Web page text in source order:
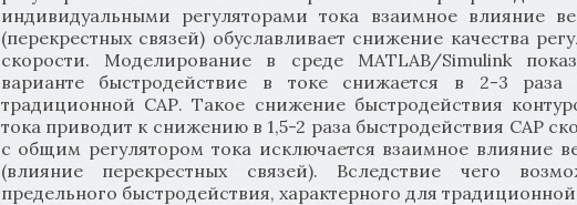
индивидуальными регуляторами тока взаимное влияние
(перекрестных связей) обуславливает снижение качества
скорости. Моделирование в среде MATLAB/Simulink
варианте быстродействие в токе снижается в 2-3
традиционной САР. Такое снижение быстродействия
тока приводит к снижению в 1,5-2 раза быстродействия САР
с общим регулятором тока исключается взаимное влияние
(влияние перекрестных связей). Вследствие чего
предельного быстродействия, характерного для